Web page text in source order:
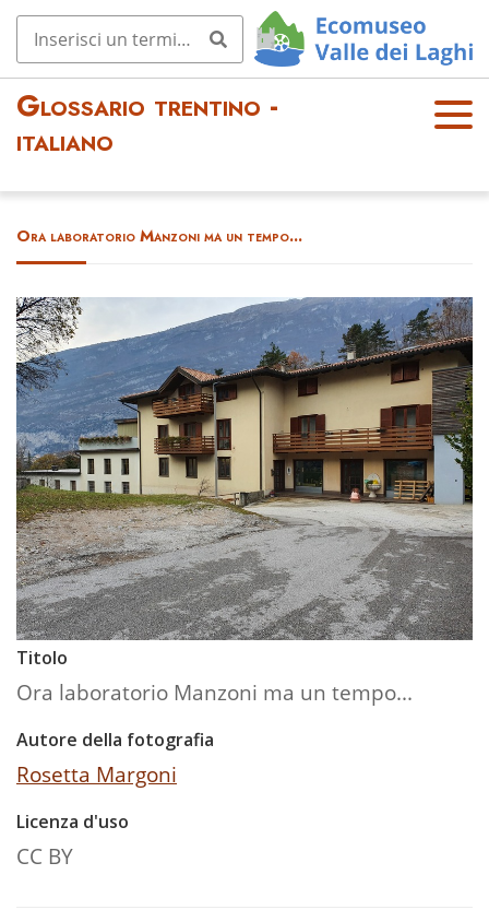
Glossario trentino -
italiano
OPE
Ora laboratorio Manzoni ma un tempo...
Titolo
Ora laboratorio Manzoni ma un tempo...
Autore della fotografia
Rosetta Margoni
Licenza d'uso
CC BY